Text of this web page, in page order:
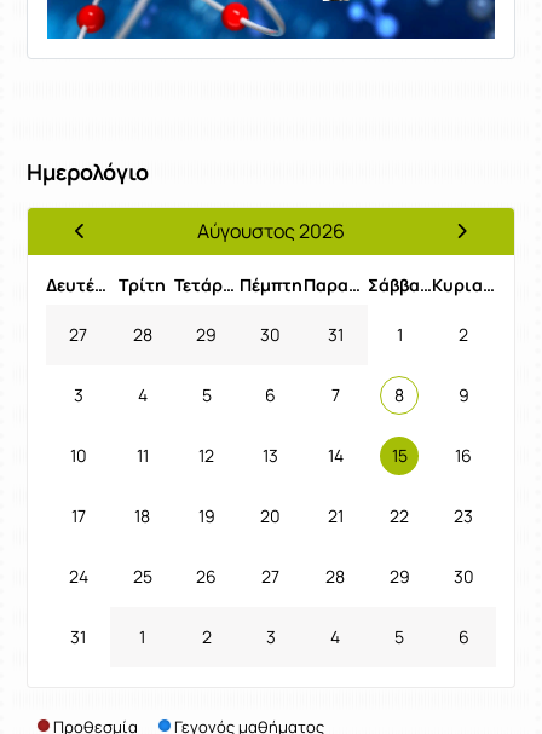
Ημερολόγιο
Προηγούμενος ΜήναςΑύγουστος 2026
Επόμενος
Δευτέρα Τρίτη Τετάρτη Πέμπτη Παρασκευή Σάββατο Κυριακή
27 28 29 30 31 1 2
3 4 5 6 7 8 9
10 11 12 13 14 15 16
17 18 19 20 21 22 23
24 25 26 27 28 29 30
31 1 2 3 4 5 6
Προθεσμία Γεγονός μαθήματος